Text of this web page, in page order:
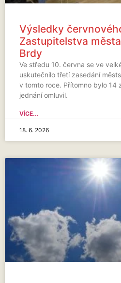
Výsledky
Zastupitelstva
Brdy
Ve středu 10. června se ve
uskutečnilo třetí zasedání
v tomto roce. Přítomno bylo 14
jednání omluvil.
VÍCE...
18. 6. 2026